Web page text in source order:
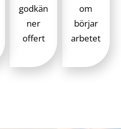
godkän
ner
offert
om
börjar
arbetet